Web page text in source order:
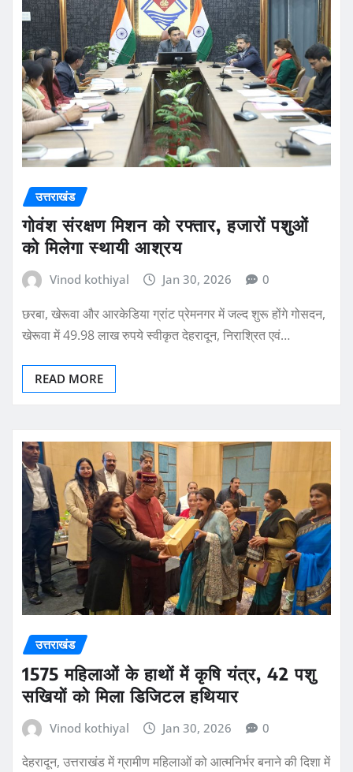
उत्तराखंड
गोवंश संरक्षण मिशन को रफ्तार, हजारों पशुओं
को मिलेगा स्थायी आश्रय
Vinod kothiyal Jan 30, 2026 0
छरबा, खेरूवा और आरकेडिया ग्रांट प्रेमनगर में जल्द शुरू होंगे गोसदन,
खेरूवा में 49.98 लाख रुपये स्वीकृत देहरादून, निराश्रित एवं…
READ MORE
उत्तराखंड
1575 महिलाओं के हाथों में कृषि यंत्र, 42 पशु
सखियों को मिला डिजिटल हथियार
Vinod kothiyal Jan 30, 2026 0
देहरादून, उत्तराखंड में ग्रामीण महिलाओं को आत्मनिर्भर बनाने की दिशा में